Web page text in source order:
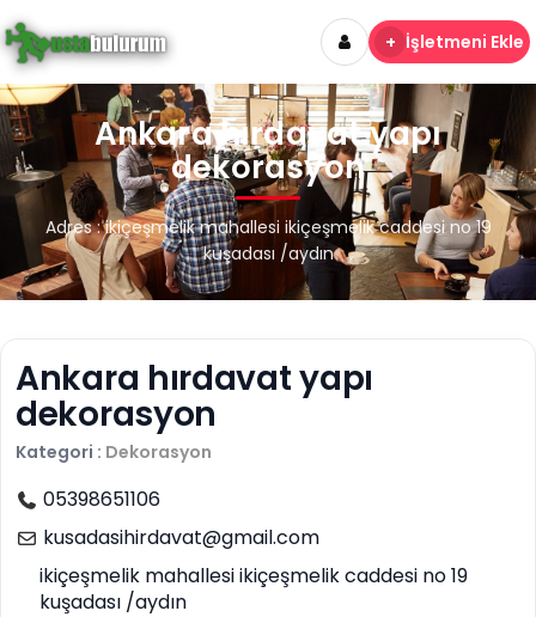
+ İşletmeni Ekle
Ankara hırdavat yapı
dekorasyon
Adres : ikiçeşmelik mahallesi ikiçeşmelik caddesi no 19
kuşadası /aydın
Ankara hırdavat yapı
dekorasyon
Kategori : Dekorasyon
05398651106
kusadasihirdavat@gmail.com
ikiçeşmelik mahallesi ikiçeşmelik caddesi no 19
kuşadası /aydın